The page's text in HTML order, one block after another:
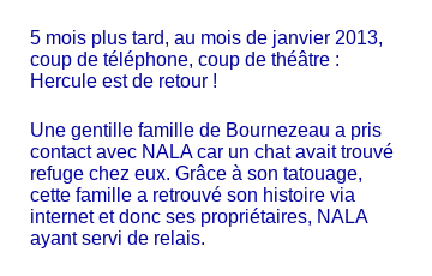
5 mois plus tard, au mois de janvier 2013,
coup de téléphone, coup de théâtre :
Hercule est de retour !
Une gentille famille de Bournezeau a pris
contact avec NALA car un chat avait trouvé
refuge chez eux. Grâce à son tatouage,
cette famille a retrouvé son histoire via
internet et donc ses propriétaires, NALA
ayant servi de relais.